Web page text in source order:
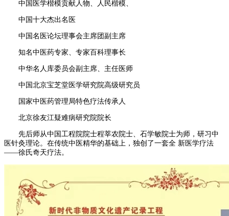
中国医学楷模贡献人物、人民楷模、
中国十大杰出名医
中国名医论坛理事会主席团副主席
知名中医药专家、专家百科理事长
中华名人库委员会副主席、主任医师
中国北京宝芝堂医学研究院高级研究员
国家中医药管理局特色疗法传承人
北京徐友江疑难病研究院院长
先后师从中国工程院院士程莘农院士、石学敏院士为师，研习中
医针灸理论。在传统中医精华的基础上，独创了一套全 新医学疗法
——徐氏奇天疗法。